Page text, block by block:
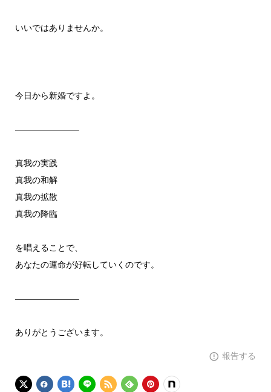
いいではありませんか。
今日から新婚ですよ。
———————–
真我の実践
真我の和解
真我の拡散
真我の降臨
を唱えることで、
あなたの運命が好転していくのです。
———————–
ありがとうございます。
報告する